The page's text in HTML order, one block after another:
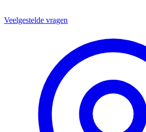
Veelgestelde vragen